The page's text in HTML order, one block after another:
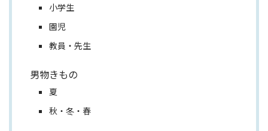
小学生
園児
教員・先生
男物きもの
夏
秋・冬・春